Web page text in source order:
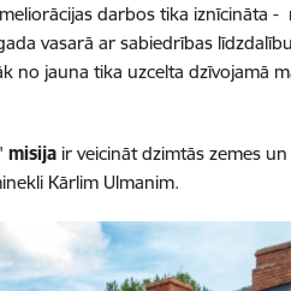
darbos tika iznīcināta
vasarā ar sabiedrības
no jauna tika uzcelta dzīvojamā
misija ir veicināt dzimtās zemes
Kārlim Ulmanim.